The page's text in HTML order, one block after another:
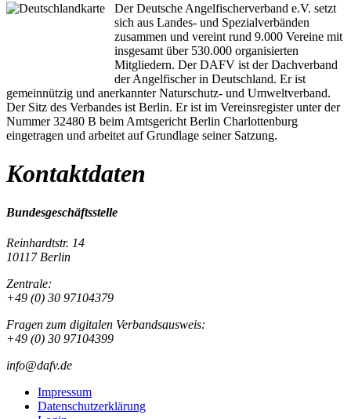
Der Deutsche Angelfischerverband e.V. setzt
sich aus Landes- und Spezialverbänden
zusammen und vereint rund 9.000 Vereine mit
insgesamt über 530.000 organisierten
Mitgliedern. Der DAFV ist der Dachverband
der Angelfischer in Deutschland. Er ist
gemeinnützig und anerkannter Naturschutz- und Umweltverband.
Der Sitz des Verbandes ist Berlin. Er ist im Vereinsregister unter der
Nummer 32480 B beim Amtsgericht Berlin Charlottenburg
eingetragen und arbeitet auf Grundlage seiner Satzung.
Kontaktdaten
Bundesgeschäftsstelle
Reinhardtstr. 14
10117 Berlin
Zentrale:
+49 (0) 30 97104379
Fragen zum digitalen Verbandsausweis:
+49 (0) 30 97104399
info@dafv.de
Impressum
Datenschutzerklärung